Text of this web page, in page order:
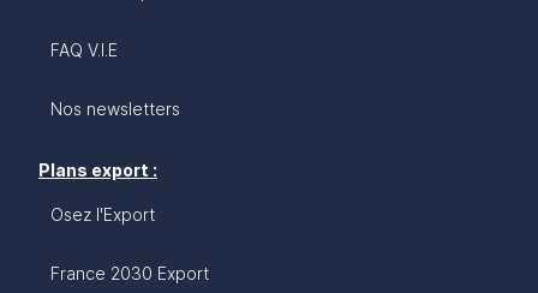
FAQ V.I.E
Nos newsletters
Plans export :
Osez l'Export
France 2030 Export